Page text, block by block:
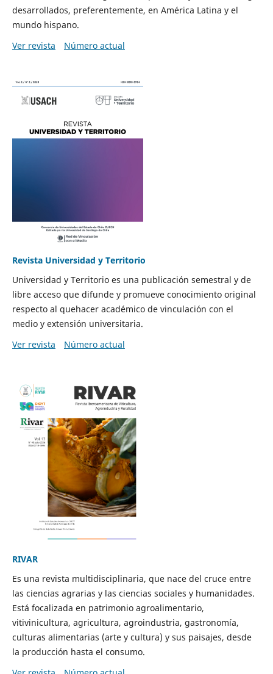
desarrollados, preferentemente, en América Latina y el
mundo hispano.
Ver revista
Número actual
Revista Universidad y Territorio
Universidad y Territorio es una publicación semestral y de
libre acceso que difunde y promueve conocimiento original
respecto al quehacer académico de vinculación con el
medio y extensión universitaria.
Ver revista
Número actual
RIVAR
Es una revista multidisciplinaria, que nace del cruce entre
las ciencias agrarias y las ciencias sociales y humanidades.
Está focalizada en patrimonio agroalimentario,
vitivinicultura, agricultura, agroindustria, gastronomía,
culturas alimentarias (arte y cultura) y sus paisajes, desde
la producción hasta el consumo.